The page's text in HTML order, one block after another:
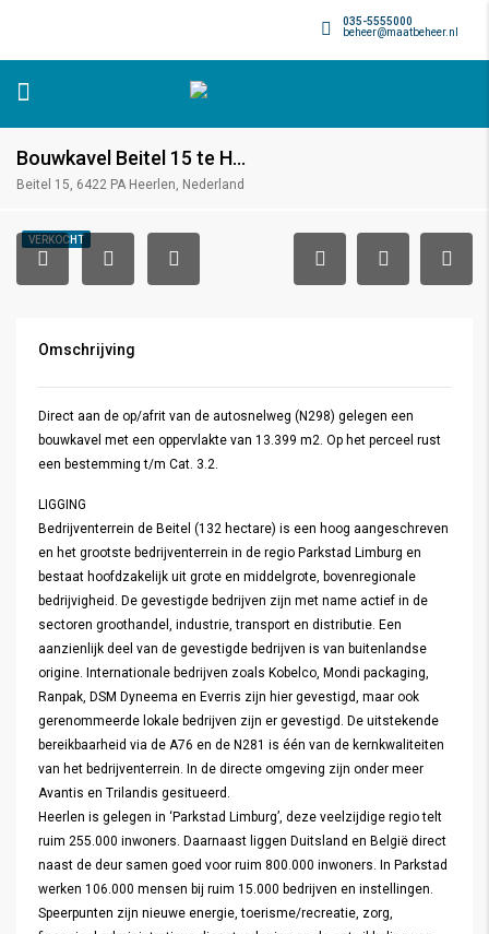
035-5555000
beheer@maatbeheer.nl
Bouwkavel Beitel 15 te Heerlen
Beitel 15, 6422 PA Heerlen, Nederland
VERKOCHT
Omschrijving
Direct aan de op/afrit van de autosnelweg (N298) gelegen een
bouwkavel met een oppervlakte van 13.399 m2. Op het perceel rust
een bestemming t/m Cat. 3.2.
LIGGING
Bedrijventerrein de Beitel (132 hectare) is een hoog aangeschreven
en het grootste bedrijventerrein in de regio Parkstad Limburg en
bestaat hoofdzakelijk uit grote en middelgrote, bovenregionale
bedrijvigheid. De gevestigde bedrijven zijn met name actief in de
sectoren groothandel, industrie, transport en distributie. Een
aanzienlijk deel van de gevestigde bedrijven is van buitenlandse
origine. Internationale bedrijven zoals Kobelco, Mondi packaging,
Ranpak, DSM Dyneema en Everris zijn hier gevestigd, maar ook
gerenommeerde lokale bedrijven zijn er gevestigd. De uitstekende
bereikbaarheid via de A76 en de N281 is één van de kernkwaliteiten
van het bedrijventerrein. In de directe omgeving zijn onder meer
Avantis en Trilandis gesitueerd.
Heerlen is gelegen in ‘Parkstad Limburg’, deze veelzijdige regio telt
ruim 255.000 inwoners. Daarnaast liggen Duitsland en België direct
naast de deur samen goed voor ruim 800.000 inwoners. In Parkstad
werken 106.000 mensen bij ruim 15.000 bedrijven en instellingen.
Speerpunten zijn nieuwe energie, toerisme/recreatie, zorg,